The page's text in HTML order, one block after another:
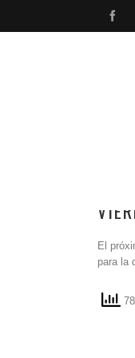
El
para la